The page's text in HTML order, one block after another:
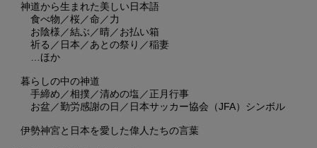
神道から生まれた美しい日本語
食べ物／桜／命／力
お陰様／結ぶ／晴／お払い箱
祈る／日本／あとの祭り／稲妻
…ほか
暮らしの中の神道
手締め／相撲／清めの塩／正月行事
お盆／勤労感謝の日／日本サッカー協会（JFA）シンボル
伊勢神宮と日本を愛した偉人たちの言葉